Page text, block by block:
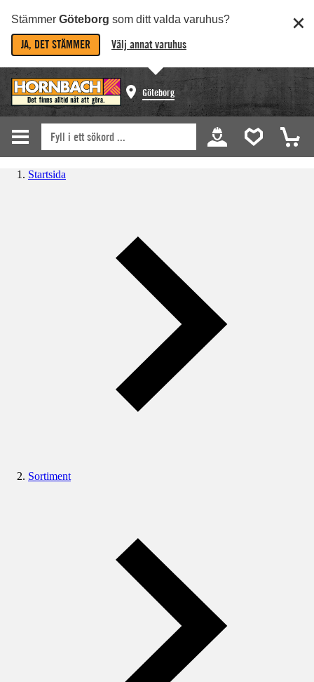
Stämmer Göteborg som ditt valda varuhus?
JA, DET STÄMMER Välj annat varuhus
Göteborg
Startsida
Sortiment